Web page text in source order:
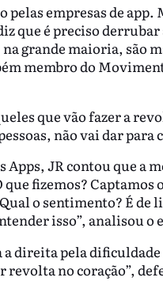
empresas de
que é preciso
grande maioria, são
membro do
que vão fazer a
não vai dar
JR contou que a
fizemos? Captamos
o sentimento? É de
isso”, analisou o
direita pela dificuldade
revolta no coração”,